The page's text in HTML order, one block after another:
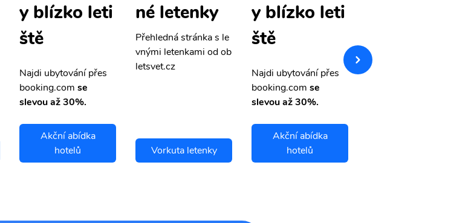
y blízko leti
ště
Najdi ubytování přes
booking.com se
slevou až 30%.
Akční abídka
hotelů
né letenky
Přehledná stránka s le
vnými letenkami od ob
letsvet.cz
Vorkuta letenky
y blízko leti
ště
Najdi ubytování přes
booking.com se
slevou až 30%.
Akční abídka
hotelů
vnými letenkami od ob
letsvet.cz